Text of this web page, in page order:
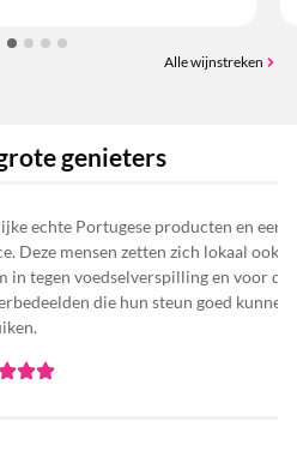
Alle wijnstreken
genieters
producten en een goede
zich lokaal ook nog eens
en voor de
steun goed kunnen